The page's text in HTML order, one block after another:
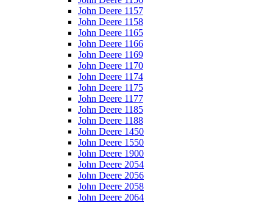
John Deere 1157
John Deere 1158
John Deere 1165
John Deere 1166
John Deere 1169
John Deere 1170
John Deere 1174
John Deere 1175
John Deere 1177
John Deere 1185
John Deere 1188
John Deere 1450
John Deere 1550
John Deere 1900
John Deere 2054
John Deere 2056
John Deere 2058
John Deere 2064